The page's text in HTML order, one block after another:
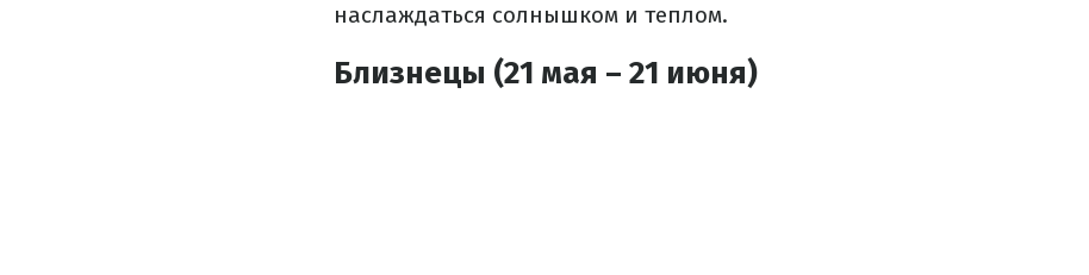
наслаждаться солнышком и теплом.
Близнецы (21 мая – 21 июня)